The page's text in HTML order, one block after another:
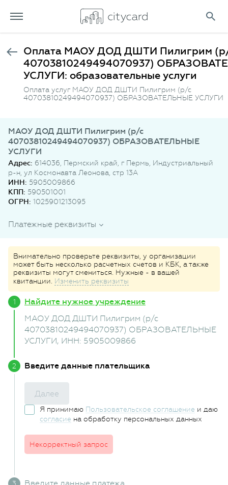
Оплата МАОУ ДОД ДШТИ Пилигрим
40703810249494070937)
УСЛУГИ: образовательные услуги
Оплата услуг МАОУ ДОД ДШТИ Пилигрим (р/с
40703810249494070937) ОБРАЗОВАТЕЛЬНЫЕ УСЛУГИ
МАОУ ДОД ДШТИ Пилигрим (р/с
40703810249494070937) ОБРАЗОВАТЕЛЬНЫЕ
УСЛУГИ
Адрес: 614036, Пермский край, г Пермь, Индустриальный
р-н, ул Космонавта Леонова, стр 13А
ИНН: 5905009866
КПП: 590501001
ОГРН: 1025901213095
Платежные реквизиты
Внимательно проверьте реквизиты, у организации
может быть несколько расчетных счетов и КБК, а также
реквизиты могут смениться. Нужные - в вашей
квитанции. Изменить реквизиты
Найдите нужное учреждение
МАОУ ДОД ДШТИ Пилигрим (р/с
40703810249494070937) ОБРАЗОВАТЕЛЬНЫЕ
УСЛУГИ, ИНН: 5905009866
Введите данные плательщика
Далее
Я принимаю Пользовательское соглашение и даю
согласие на обработку персональных данных
Некорректный запрос